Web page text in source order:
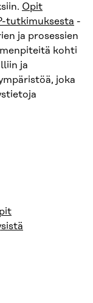
Opit
tutkimuksesta -
ja prosessien
kohti
ja
joka